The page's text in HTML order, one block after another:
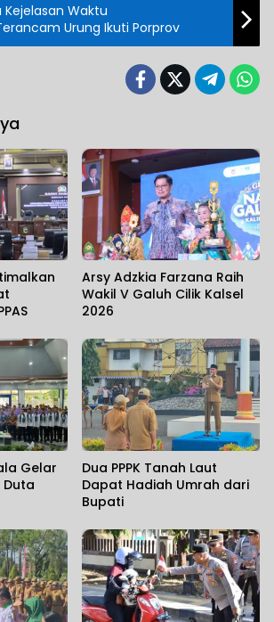
Kejelasan Waktu
Urung Ikuti Porprov
Arsy Adzkia Farzana Raih
Wakil V Galuh Cilik Kalsel
2026
Gelar
Dua PPPK Tanah Laut
Dapat Hadiah Umrah dari
Bupati